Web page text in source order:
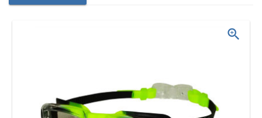
zoom_in